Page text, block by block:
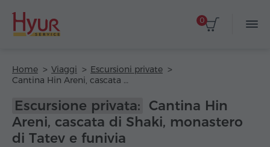
0
Home Viaggi
Escursioni private
Cantina Hin Areni, cascata di Shaki, monastero di Tatev e funivia
Escursione privata: Cantina Hin
Areni, cascata di Shaki, monastero
di Tatev e funivia